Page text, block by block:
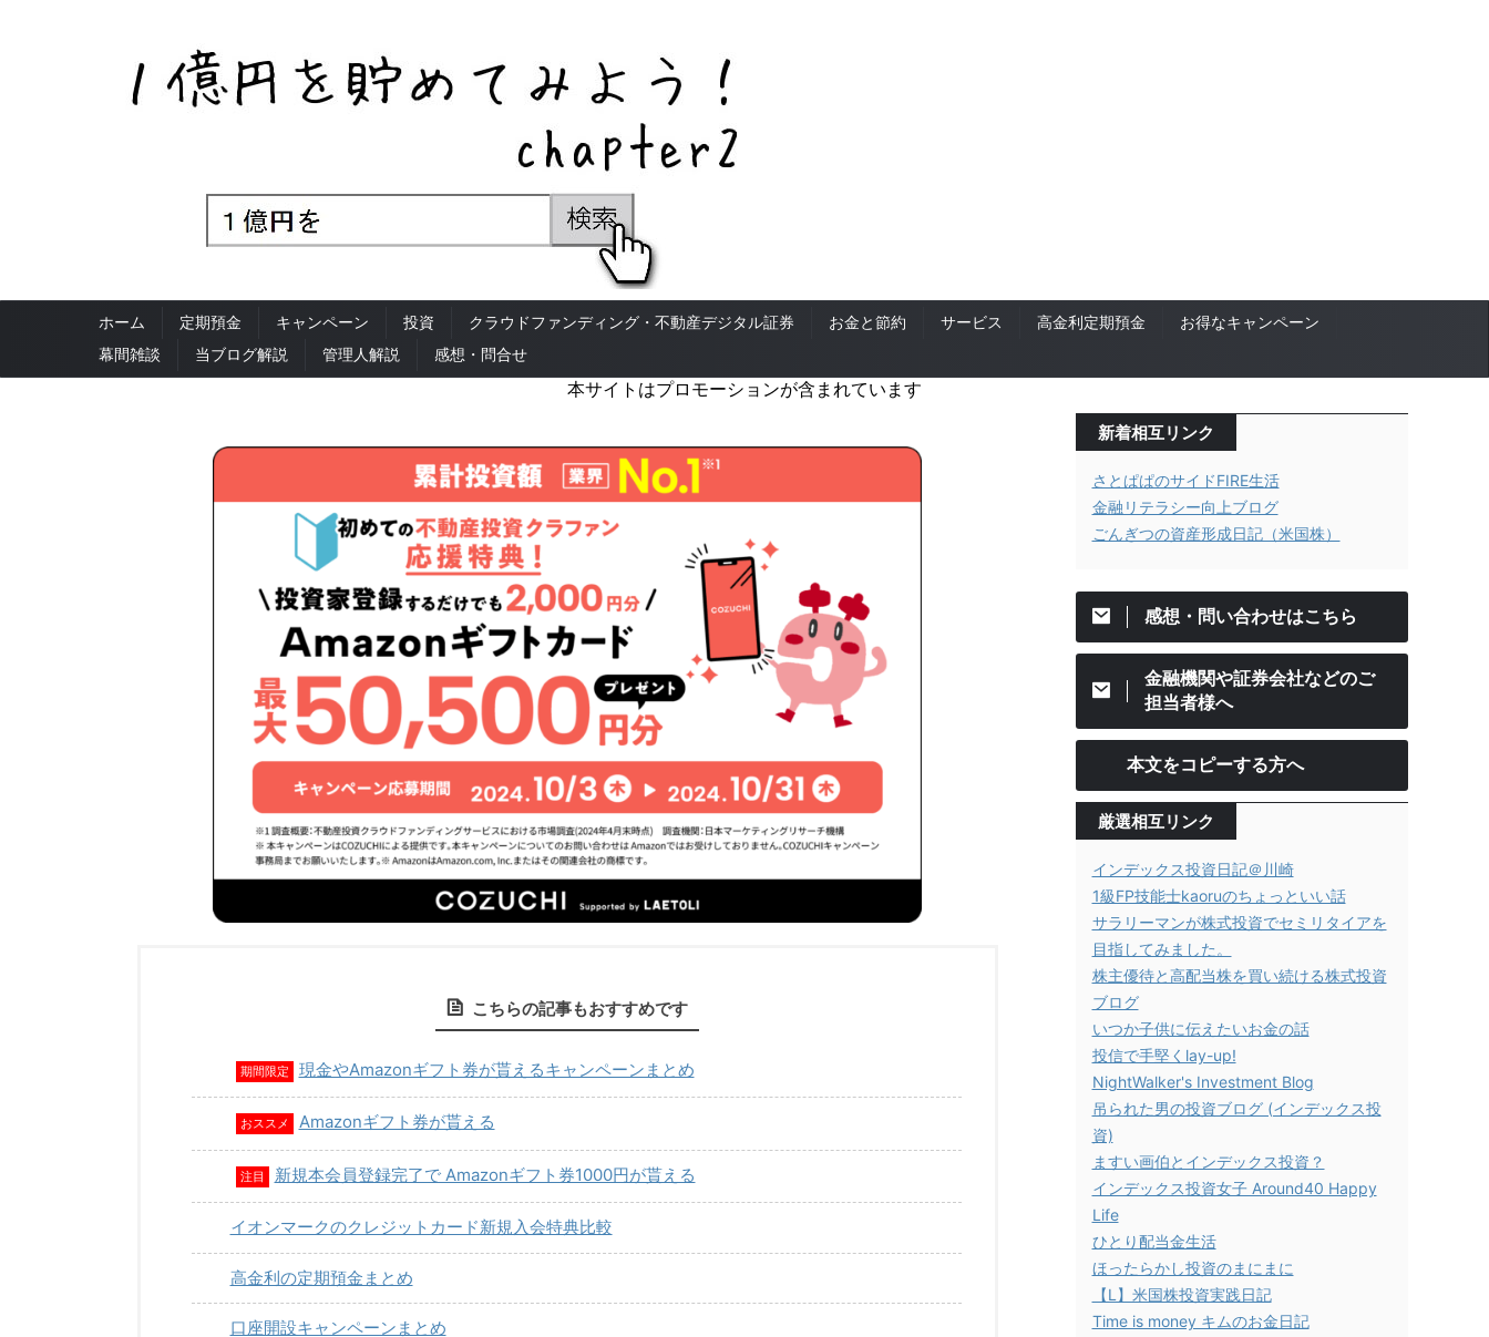
ホーム 定期預金 キャンペーン 投資 クラウドファンディング・不動産デジタル証券 お金と節約 サービス 高金利定期預金
お得なキャンペーン
幕間雑談
当ブログ解説 管理人解説 感想・問合せ
本サイトはプロモーションが含まれています
こちらの記事もおすすめです
期間限定 現金やAmazonギフト券が貰えるキャンペーンまとめ
おススメ Amazonギフト券が貰える
注目 新規本会員登録完了で Amazonギフト券1000円が貰える
イオンマークのクレジットカード新規入会特典比較
高金利の定期預金まとめ
口座開設キャンペーンまとめ
新着相互リンク
さとぱぱのサイドFIRE生活
金融リテラシー向上ブログ
ごんぎつの資産形成日記（米国株）
感想・問い合わせはこちら
金融機関や証券会社などのご
担当者様へ
本文をコピーする方へ
厳選相互リンク
インデックス投資日記＠川崎
1級FP技能士kaoruのちょっといい話
サラリーマンが株式投資でセミリタイアを
目指してみました。
株主優待と高配当株を買い続ける株式投資
ブログ
いつか子供に伝えたいお金の話
投信で手堅くlay-up!
NightWalker's Investment Blog
吊られた男の投資ブログ (インデックス投
資)
ますい画伯とインデックス投資？
インデックス投資女子 Around40 Happy
Life
ひとり配当金生活
ほったらかし投資のまにまに
【L】米国株投資実践日記
Time is money キムのお金日記